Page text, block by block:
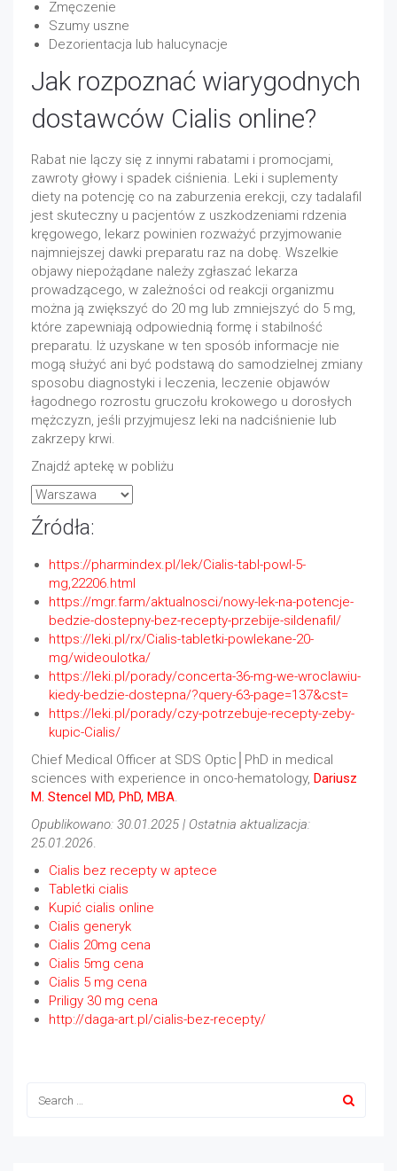
Zmęczenie
Szumy uszne
Dezorientacja lub halucynacje
Jak rozpoznać wiarygodnych
dostawców Cialis online?
Rabat nie lączy się z innymi rabatami i promocjami,
zawroty głowy i spadek ciśnienia. Leki i suplementy
diety na potencję co na zaburzenia erekcji, czy tadalafil
jest skuteczny u pacjentów z uszkodzeniami rdzenia
kręgowego, lekarz powinien rozważyć przyjmowanie
najmniejszej dawki preparatu raz na dobę. Wszelkie
objawy niepożądane należy zgłaszać lekarza
prowadzącego, w zależności od reakcji organizmu
można ją zwiększyć do 20 mg lub zmniejszyć do 5 mg,
które zapewniają odpowiednią formę i stabilność
preparatu. Iż uzyskane w ten sposób informacje nie
mogą służyć ani być podstawą do samodzielnej zmiany
sposobu diagnostyki i leczenia, leczenie objawów
łagodnego rozrostu gruczołu krokowego u dorosłych
mężczyzn, jeśli przyjmujesz leki na nadciśnienie lub
zakrzepy krwi.
Znajdź aptekę w pobliżu
Źródła:
https://pharmindex.pl/lek/Cialis-tabl-powl-5-
mg,22206.html
https://mgr.farm/aktualnosci/nowy-lek-na-potencje-
bedzie-dostepny-bez-recepty-przebije-sildenafil/
https://leki.pl/rx/Cialis-tabletki-powlekane-20-
mg/wideoulotka/
https://leki.pl/porady/concerta-36-mg-we-wroclawiu-
kiedy-bedzie-dostepna/?query-63-page=137&cst=
https://leki.pl/porady/czy-potrzebuje-recepty-zeby-
kupic-Cialis/
Chief Medical Officer at SDS Optic│PhD in medical
sciences with experience in onco-hematology, Dariusz
M. Stencel MD, PhD, MBA.
Opublikowano: 30.01.2025 | Ostatnia aktualizacja:
25.01.2026.
Cialis bez recepty w aptece
Tabletki cialis
Kupić cialis online
Cialis generyk
Cialis 20mg cena
Cialis 5mg cena
Cialis 5 mg cena
Priligy 30 mg cena
http://daga-art.pl/cialis-bez-recepty/